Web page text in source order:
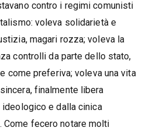
contro i regimi comunisti
voleva solidarietà e
magari rozza; voleva la
controlli da parte dello stato,
come preferiva; voleva una vita
finalmente libera
ideologico e dalla cinica
Come fecero notare molti